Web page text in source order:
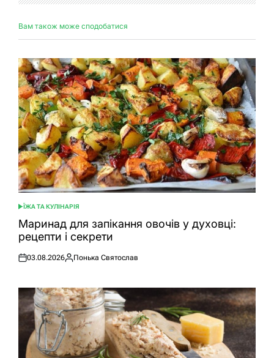
Вам також може сподобатися
ОПУБЛІКУВАТИ
У
ЇЖА ТА КУЛІНАРІЯ
Маринад для запікання овочів у духовці:
рецепти і секрети
Оприлюднено
03.08.2026
Опубліковано
Понька Святослав